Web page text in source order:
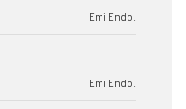
Emi Endo.
Emi Endo.